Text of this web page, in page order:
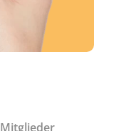
Mitglieder